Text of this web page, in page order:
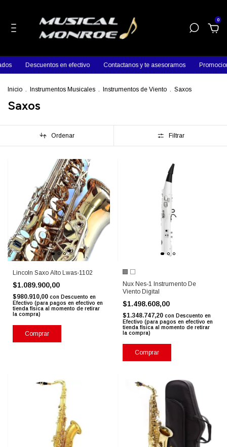
0
Descuentos en efectivo Contactanos y te asesoramos
Inicio . Instrumentos Musicales . Instrumentos de Viento . Saxos
Saxos
Ordenar Filtrar
Lincoln Saxo Alto Lwas-1102
$1.089.900,00
$980.910,00 con Descuento en
Efectivo (para pagos en efectivo en
tienda física al momento de retirar
la compra)
Comprar
Nux Nes-1 Instrumento De
Viento Digital
$1.498.608,00
$1.348.747,20 con Descuento en
Efectivo (para pagos en efectivo en
tienda física al momento de retirar
la compra)
Comprar